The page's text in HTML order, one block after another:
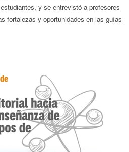
y se entrevistó a profesores
fortalezas y oportunidades en las guías